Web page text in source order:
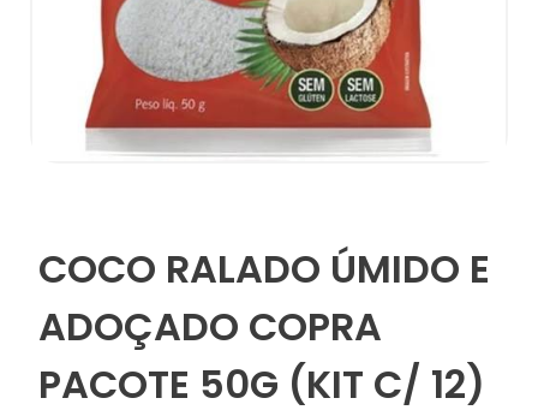
COCO RALADO ÚMIDO E
ADOÇADO COPRA
PACOTE 50G (KIT C/ 12)